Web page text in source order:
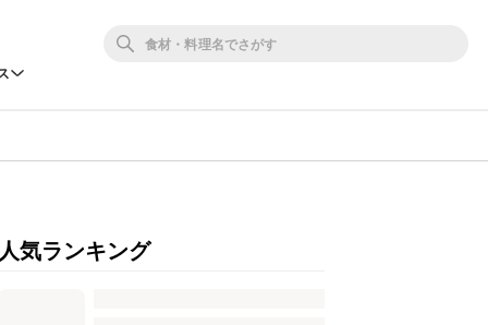
人気ランキング